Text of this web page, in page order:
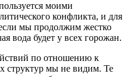
моими
конфликта, и для
мы продолжим жестко
вода будет у всех горожан.
по отношению к
структур мы не видим. Те